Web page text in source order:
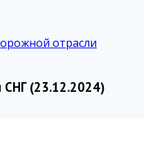
отрасли
СНГ (23.12.2024)